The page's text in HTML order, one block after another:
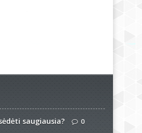
saugiausia? 0